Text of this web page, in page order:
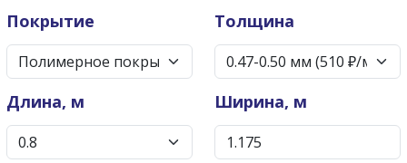
Покрытие Толщина
Длина, м Ширина, м